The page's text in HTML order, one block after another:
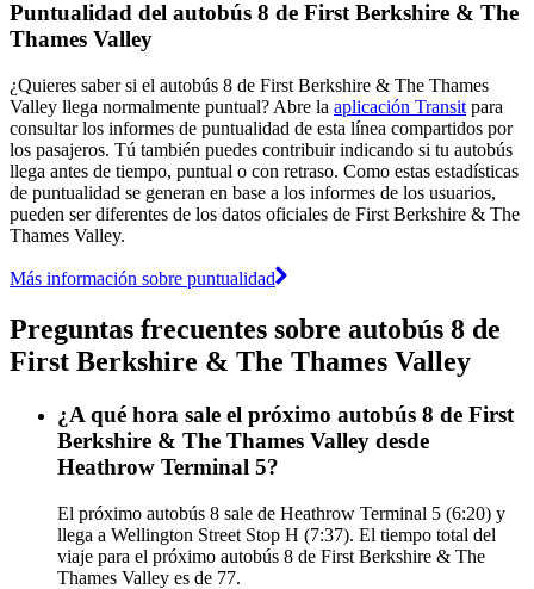
Puntualidad del autobús 8 de First Berkshire & The
Thames Valley
¿Quieres saber si el autobús 8 de First Berkshire & The Thames
Valley llega normalmente puntual? Abre la aplicación Transit para
consultar los informes de puntualidad de esta línea compartidos por
los pasajeros. Tú también puedes contribuir indicando si tu autobús
llega antes de tiempo, puntual o con retraso. Como estas estadísticas
de puntualidad se generan en base a los informes de los usuarios,
pueden ser diferentes de los datos oficiales de First Berkshire & The
Thames Valley.
Más información sobre puntualidad
Preguntas frecuentes sobre autobús 8 de
First Berkshire & The Thames Valley
¿A qué hora sale el próximo autobús 8 de First
Berkshire & The Thames Valley desde
Heathrow Terminal 5?
El próximo autobús 8 sale de Heathrow Terminal 5 (6:20) y
llega a Wellington Street Stop H (7:37). El tiempo total del
viaje para el próximo autobús 8 de First Berkshire & The
Thames Valley es de 77.